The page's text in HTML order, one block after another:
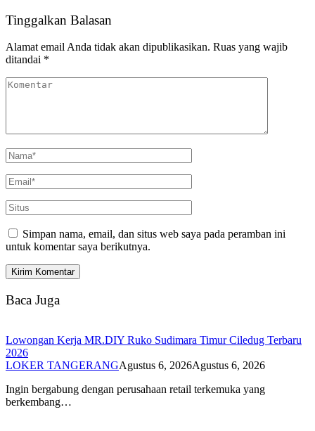
Tinggalkan Balasan
Alamat email Anda tidak akan dipublikasikan. Ruas yang wajib
ditandai *
Simpan nama, email, dan situs web saya pada peramban ini
untuk komentar saya berikutnya.
Baca Juga
Lowongan Kerja MR.DIY Ruko Sudimara Timur Ciledug Terbaru
2026
LOKER TANGERANGAgustus 6, 2026Agustus 6, 2026
Ingin bergabung dengan perusahaan retail terkemuka yang
berkembang…